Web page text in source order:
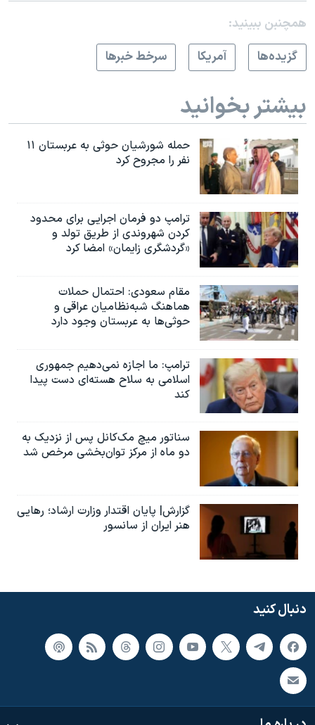
همچنبن ببینید:
گزيده‌ها
آمريکا سرخط خبرها
بیشتر بخوانید
حمله شورشیان حوثی به عربستان ۱۱
نفر را مجروح کرد
ترامپ دو فرمان اجرایی برای محدود
کردن شهروندی از طریق تولد و
«گردشگری زایمان» امضا کرد
مقام سعودی: احتمال حملات
هماهنگ شبه‌نظامیان عراقی و
حوثی‌ها به عربستان وجود دارد
ترامپ: ما اجازه نمی‌دهیم جمهوری
اسلامی به سلاح هسته‌ای دست پیدا
کند
سناتور میچ مک‌کانل پس از نزدیک به
دو ماه از مرکز توان‌بخشی مرخص شد
گزارش| پایان اقتدار وزارت ارشاد؛ رهایی
هنر ایران از سانسور
دنبال کنید